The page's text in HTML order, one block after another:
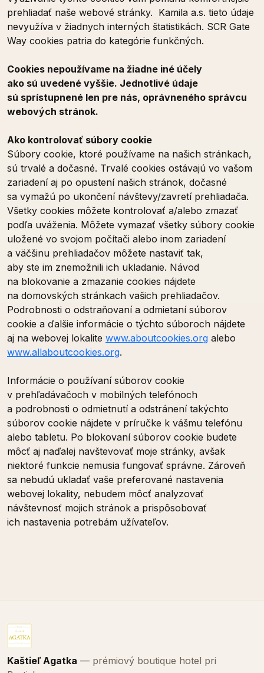
prehliadať naše webové stránky. Kamila a.s. tieto údaje
nevyužíva v žiadnych interných štatistikách. SCR Gate
Way cookies patria do kategórie funkčných.
Cookies nepoužívame na žiadne iné účely
ako sú uvedené vyššie. Jednotlivé údaje
sú sprístupnené len pre nás, oprávneného správcu
webových stránok.
Ako kontrolovať súbory cookie
Súbory cookie, ktoré používame na našich stránkach,
sú trvalé a dočasné. Trvalé cookies ostávajú vo vašom
zariadení aj po opustení našich stránok, dočasné
sa vymažú po ukončení návštevy/zavretí prehliadača.
Všetky cookies môžete kontrolovať a/alebo zmazať
podľa uváženia. Môžete vymazať všetky súbory cookie
uložené vo svojom počítači alebo inom zariadení
a väčšinu prehliadačov môžete nastaviť tak,
aby ste im znemožnili ich ukladanie. Návod
na blokovanie a zmazanie cookies nájdete
na domovských stránkach vašich prehliadačov.
Podrobnosti o odstraňovaní a odmietaní súborov
cookie a ďalšie informácie o týchto súboroch nájdete
aj na webovej lokalite www.aboutcookies.org alebo
www.allaboutcookies.org.
Informácie o používaní súborov cookie
v prehľadávačoch v mobilných telefónoch
a podrobnosti o odmietnutí a odstránení takýchto
súborov cookie nájdete v príručke k vášmu telefónu
alebo tabletu. Po blokovaní súborov cookie budete
môcť aj naďalej navštevovať moje stránky, avšak
niektoré funkcie nemusia fungovať správne. Zároveň
sa nebudú ukladať vaše preferované nastavenia
webovej lokality, nebudem môcť analyzovať
návštevnosť mojich stránok a prispôsobovať
ich nastavenia potrebám užívateľov.
Kaštieľ Agatka — prémiový boutique hotel pri